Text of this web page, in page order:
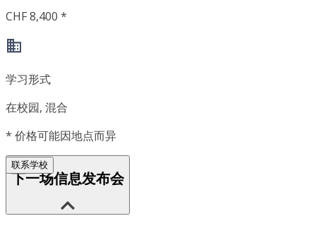
CHF 8,400 *
学习形式
在校园, 混合
* 价格可能因地点而异
联系学校
下一场信息发布会